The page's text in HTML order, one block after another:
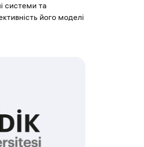
системи та
його моделі